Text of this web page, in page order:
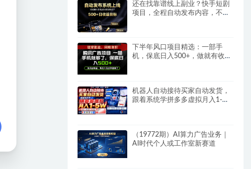
还在找靠谱线上副业？快手短剧
项目，全程自动发布内容，不用
下半年风口项目精选：一部手
机，保底日入500+，做就有收
机器人自动接待买家自动发货，
跟着系统学拼多多虚拟月入1-
（19772期）AI算力广告业务｜
AI时代个人或工作室新赛道